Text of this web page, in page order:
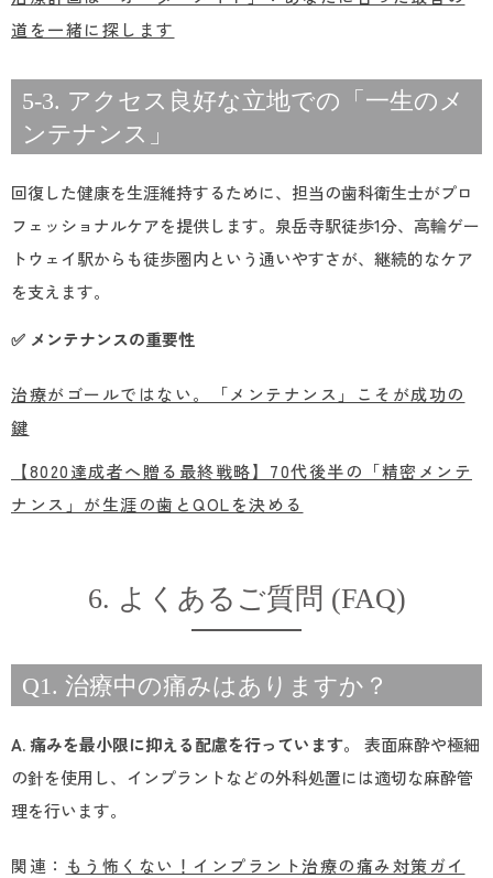
道を一緒に探します
5-3. アクセス良好な立地での「一生のメ
ンテナンス」
回復した健康を生涯維持するために、担当の歯科衛生士がプロ
フェッショナルケアを提供します。泉岳寺駅徒歩1分、高輪ゲー
トウェイ駅からも徒歩圏内という通いやすさが、継続的なケア
を支えます。
✅ メンテナンスの重要性
治療がゴールではない。「メンテナンス」こそが成功の
鍵
【8020達成者へ贈る最終戦略】70代後半の「精密メンテ
ナンス」が生涯の歯とQOLを決める
6. よくあるご質問 (FAQ)
Q1. 治療中の痛みはありますか？
A. 痛みを最小限に抑える配慮を行っています。
表面麻酔や極細
の針を使用し、インプラントなどの外科処置には適切な麻酔管
理を行います。
関連： もう怖くない！インプラント治療の痛み対策ガイ